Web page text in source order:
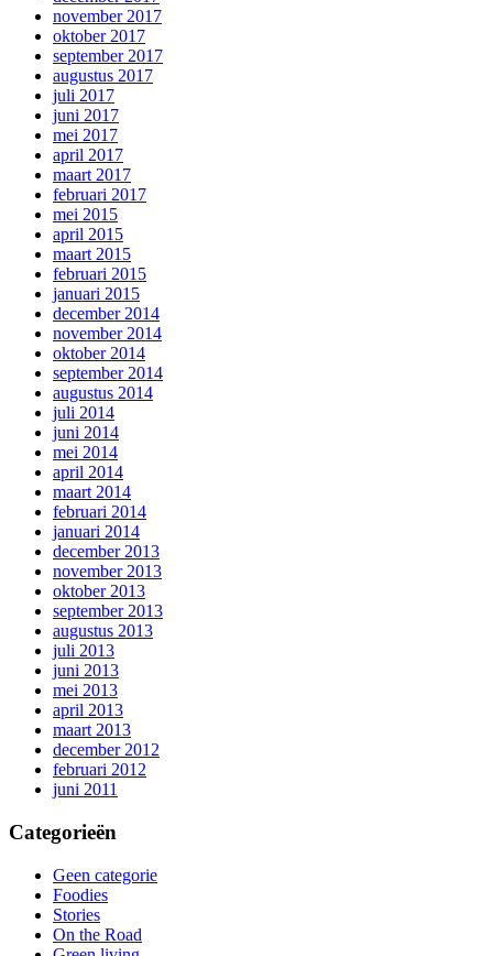
november 2017
oktober 2017
september 2017
augustus 2017
juli 2017
juni 2017
mei 2017
april 2017
maart 2017
februari 2017
mei 2015
april 2015
maart 2015
februari 2015
januari 2015
december 2014
november 2014
oktober 2014
september 2014
augustus 2014
juli 2014
juni 2014
mei 2014
april 2014
maart 2014
februari 2014
januari 2014
december 2013
november 2013
oktober 2013
september 2013
augustus 2013
juli 2013
juni 2013
mei 2013
april 2013
maart 2013
december 2012
februari 2012
juni 2011
Categorieën
Geen categorie
Foodies
Stories
On the Road